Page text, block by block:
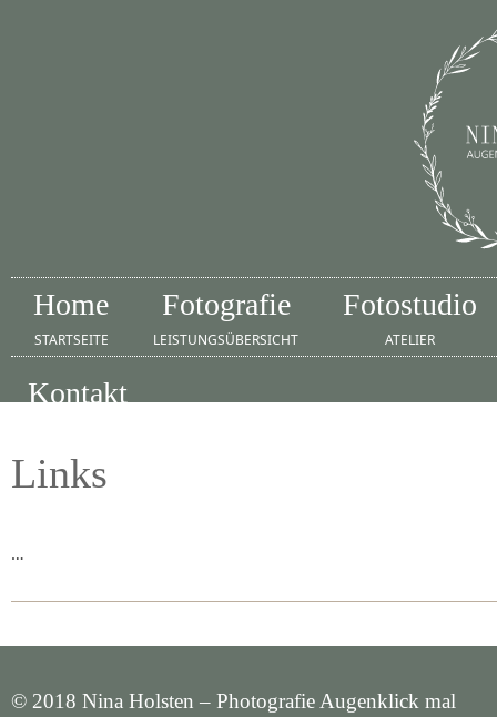
Home
STARTSEITE
Fotografie
LEISTUNGSÜBERSICHT
Fotostudio
ATELIER
Kontakt
Links
…
© 2018 Nina Holsten – Photografie Augenklick mal